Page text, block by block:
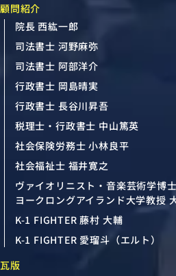
顧問紹介
院長 西紘一郎
司法書士 河野麻弥
司法書士 阿部洋介
行政書士 岡島晴実
行政書士 長谷川昇吾
税理士・行政書士 中山篤英
社会保険労務士 小林良平
社会福祉士 福井寛之
ヴァイオリニスト・音楽芸術学博
ヨークロングアイランド大学教授
K-1 FIGHTER 藤村 大輔
K-1 FIGHTER 愛瑠斗（エルト）
瓦版